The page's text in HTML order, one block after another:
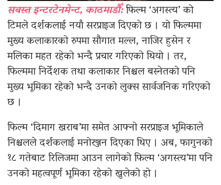
सबस्त इन्टरटेनमेन्ट, काठमाडौँ:फिल्म ‘अगस्त्य’ को
टिमले दर्शकलाई नयाँ सरप्राइज दिएको छ । यो फिल्ममा
मुख्य कलाकारको रुपमा सौगात मल्ल, नाजिर हुसेन र
मलिका महत रहेको भन्दै प्रचार गरिएको थियो । तर,
फिल्ममा निर्देशक तथा कलाकार निश्चल बस्नेतको पनि
मुख्य भूमिका रहेको भन्दै उनको लुक्स सार्वजनिक गरिएको
छ ।
फिल्म ‘दिमाग खराब’मा समेत आफ्नो सरप्राइज भूमिकाले
निश्चलले दर्शकलाई मनोरञ्जन दिएका थिए । अब, फागुनको
१८ गतेबाट रिलिजमा आउन लागेको फिल्म ‘अगस्त्य’मा पनि
उनको महत्वपूर्ण भूमिका रहेको खुलेको हो ।